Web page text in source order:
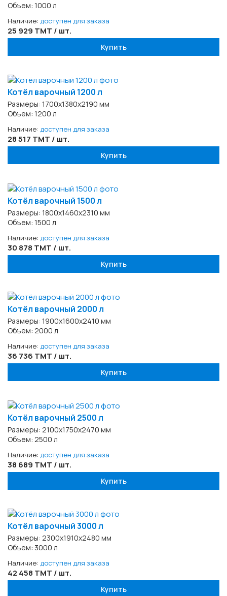
Объем: 1000 л
Наличие: доступен для заказа
25 929 TMT / шт.
Купить
Котёл варочный 1200 л
Размеры: 1700х1380х2190 мм
Объем: 1200 л
Наличие: доступен для заказа
28 517 TMT / шт.
Купить
Котёл варочный 1500 л
Размеры: 1800х1460х2310 мм
Объем: 1500 л
Наличие: доступен для заказа
30 878 TMT / шт.
Купить
Котёл варочный 2000 л
Размеры: 1900х1600х2410 мм
Объем: 2000 л
Наличие: доступен для заказа
36 736 TMT / шт.
Купить
Котёл варочный 2500 л
Размеры: 2100х1750х2470 мм
Объем: 2500 л
Наличие: доступен для заказа
38 689 TMT / шт.
Купить
Котёл варочный 3000 л
Размеры: 2300х1910х2480 мм
Объем: 3000 л
Наличие: доступен для заказа
42 458 TMT / шт.
Купить